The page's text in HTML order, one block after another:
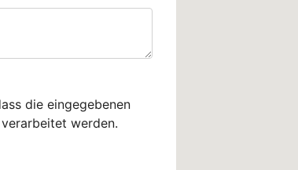
die eingegebenen
werden.